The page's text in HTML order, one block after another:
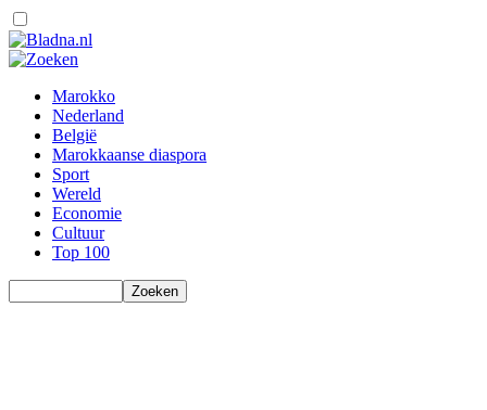
Marokko
Nederland
België
Marokkaanse diaspora
Sport
Wereld
Economie
Cultuur
Top 100